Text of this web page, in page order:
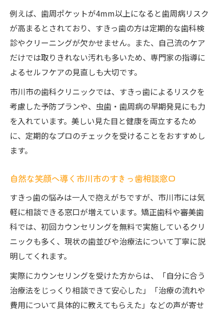
自信を取り戻すすきっ歯ケアの新常識を市川市
から
すきっ歯ケアで変わる自分と毎日の笑顔
市川市の最新すきっ歯治療トレンドを紹介
すきっ歯ケアに強い市川市の専門医情報
市川市発すきっ歯矯正の新常識とケアの流
れ
すきっ歯治療後のセルフケアで美しさをキ
ープ
例えば、歯周ポケットが4mm以上になると歯周病リスク
が高まるとされており、すきっ歯の方は定期的な歯科検
診やクリーニングが欠かせません。また、自己流のケア
だけでは取りきれない汚れも多いため、専門家の指導に
よるセルフケアの見直しも大切です。
市川市の歯科クリニックでは、すきっ歯によるリスクを
考慮した予防プランや、虫歯・歯周病の早期発見にも力
を入れています。美しい見た目と健康を両立するため
に、定期的なプロのチェックを受けることをおすすめし
ます。
自然な笑顔へ導く市川市のすきっ歯相談窓口
すきっ歯の悩みは一人で抱えがちですが、市川市には気
軽に相談できる窓口が増えています。矯正歯科や審美歯
科では、初回カウンセリングを無料で実施しているクリ
ニックも多く、現状の歯並びや治療法について丁寧に説
明してくれます。
実際にカウンセリングを受けた方からは、「自分に合う
治療法をじっくり相談できて安心した」「治療の流れや
費用について具体的に教えてもらえた」などの声が寄せ